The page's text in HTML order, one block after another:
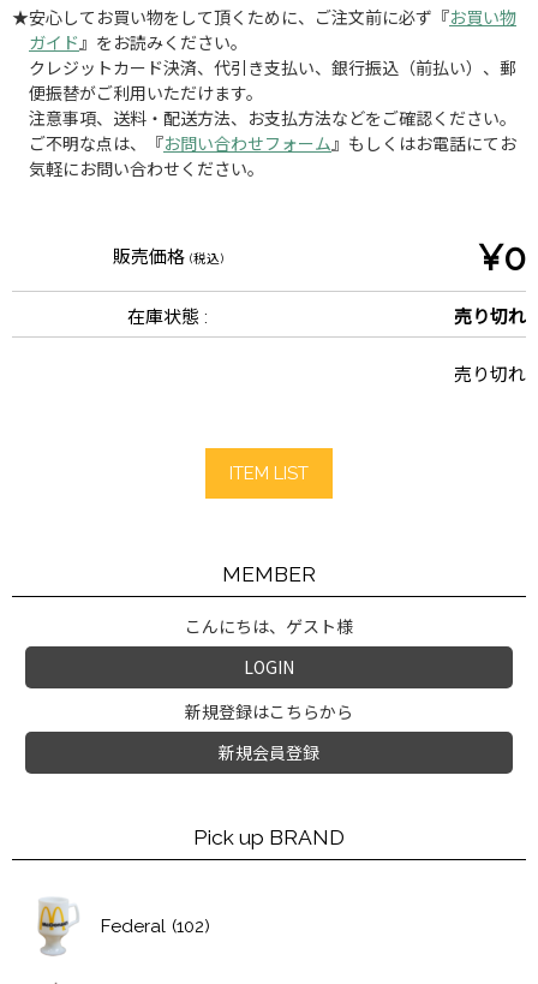
★安心してお買い物をして頂くために、ご注文前に必ず『お買い物
ガイド 』をお読みください。
クレジットカード決済、代引き支払い、銀行振込（前払い）、郵
便振替がご利用いただけます。
注意事項、送料・配送方法、お支払方法などをご確認ください。
ご不明な点は、『お問い合わせフォーム 』もしくはお電話にてお
気軽にお問い合わせください。
販売価格 (税込) ¥0
在庫状態 : 売り切れ
売り切れ
ITEM LIST
MEMBER
こんにちは、ゲスト様
LOGIN
新規登録はこちらから
新規会員登録
Pick up BRAND
Federal (102)